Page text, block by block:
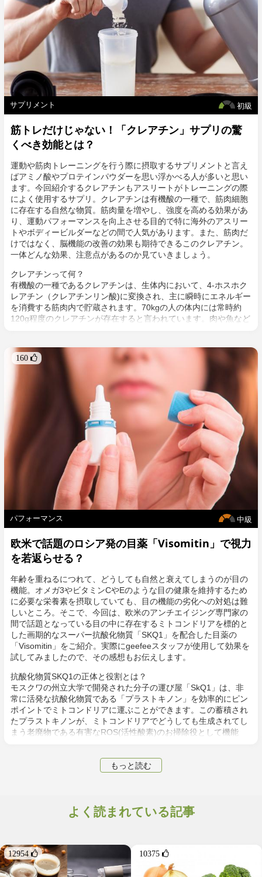
初級
サプリメント
筋トレだけじゃない！「クレアチン」サプリの驚
くべき効能とは？
運動や筋肉トレーニングを行う際に摂取するサプリメントと言え
ばアミノ酸やプロテインパウダーを思い浮かべる人が多いと思い
ます。今回紹介するクレアチンもアスリートがトレーニングの際
によく使用するサプリ。クレアチンは有機酸の一種で、筋肉細胞
に存在する自然な物質。筋肉量を増やし、強度を高める効果があ
り、運動パフォーマンスを向上させる目的で特に海外のアスリー
トやボディービルダーなどの間で人気があります。また、筋肉だ
けではなく、脳機能の改善の効果も期待できるこのクレアチン。
一体どんな効果、注意点があるのか見ていきましょう。
クレアチンって何？
有機酸の一種であるクレアチンは、生体内において、4-ホスホク
レアチン（クレアチンリン酸)に変換され、主に瞬時にエネルギー
を消費する筋肉内で貯蔵されます。70kgの人の体内には常時約
120g程度のクレアチンが存在すると言われています。肉や魚など
す。
筋肉の増強と運動パフォーマンスをサポートするクレアチン
新しい筋繊維を作成するタンパク質の形成を促進するクレアチン
は、筋肉量の増加の促進をするホルモンのインスリン様成長因子
1（IGF-1）のレベルを上げ[1][2]、また、筋肉の水分量を増やす
働きにより[3][4]、筋肉トレーニングなどの際の筋肉増強のサポー
また、わたしたちの生命活動のエネルギー媒介物質である
ATP(アデノシン三リン酸)が不足した際に、クレアチンがこのATP
を生成し補給する働きをします[5]。よって、クレアチンを補給す
ることは、ATP生成を促進することにもなり、特に、高強度の運
動中の筋肉へのエネルギーを補給に適していると言われています
アスリートが激しい運動の際に使用するイメージが一般的にあり
効果を発揮します[8][9]。
160 
中級
パフォーマンス
欧米で話題のロシア発の目薬「Visomitin」で視力
を若返らせる？
年齢を重ねるにつれて、どうしても自然と衰えてしまうのが目の
機能。オメガ3やビタミンCやEのような目の健康を維持するため
に必要な栄養素を摂取していても、目の機能の劣化への対処は難
しいところ。そこで、今回は、欧米のアンチエイジング専門家の
間で話題となっている目の中に存在するミトコンドリアを標的と
した画期的なスーパー抗酸化物質「SKQ1」を配合した目薬の
「Visomitin」をご紹介。実際にgeefeeスタッフが使用して効果を
試してみましたので、その感想もお伝えします。
抗酸化物質SKQ1の正体と役割とは？
モスクワの州立大学で開発された分子の運び屋「SkQ1」は、非
常に活発な抗酸化物質である「プラストキノン」を効率的にピン
ポイントでミトコンドリアに運ぶことができます。この蓄積され
たプラストキノンが、ミトコンドリアでどうしても生成されてし
まう老廃物である有害なROS(活性酸素)のお掃除役として機能
は、ただの酸化防止剤ではなく、ミトコンドリアに特化した酸化
もっと読む
よく読まれている記事
12954  10375 